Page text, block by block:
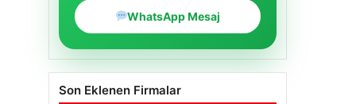
WhatsApp Mesaj
Son Eklenen Firmalar